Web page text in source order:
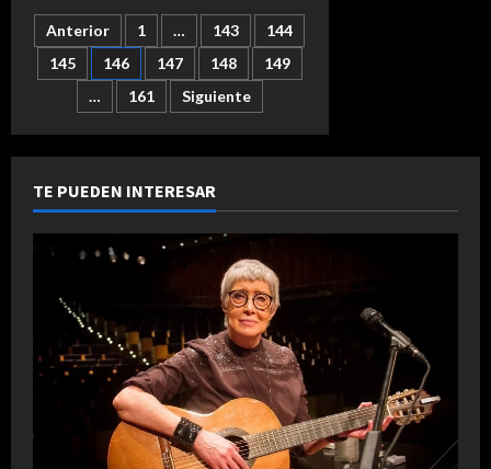
Feria
del
Libro
Filosofía,
el
regreso
un
espacio
la
estrella
es
el
pensamiento
Paginación
de
entradas
Anterior 1 … 143
144
145
146 147 148
149
…
161 Siguiente
TE PUEDEN INTERESAR